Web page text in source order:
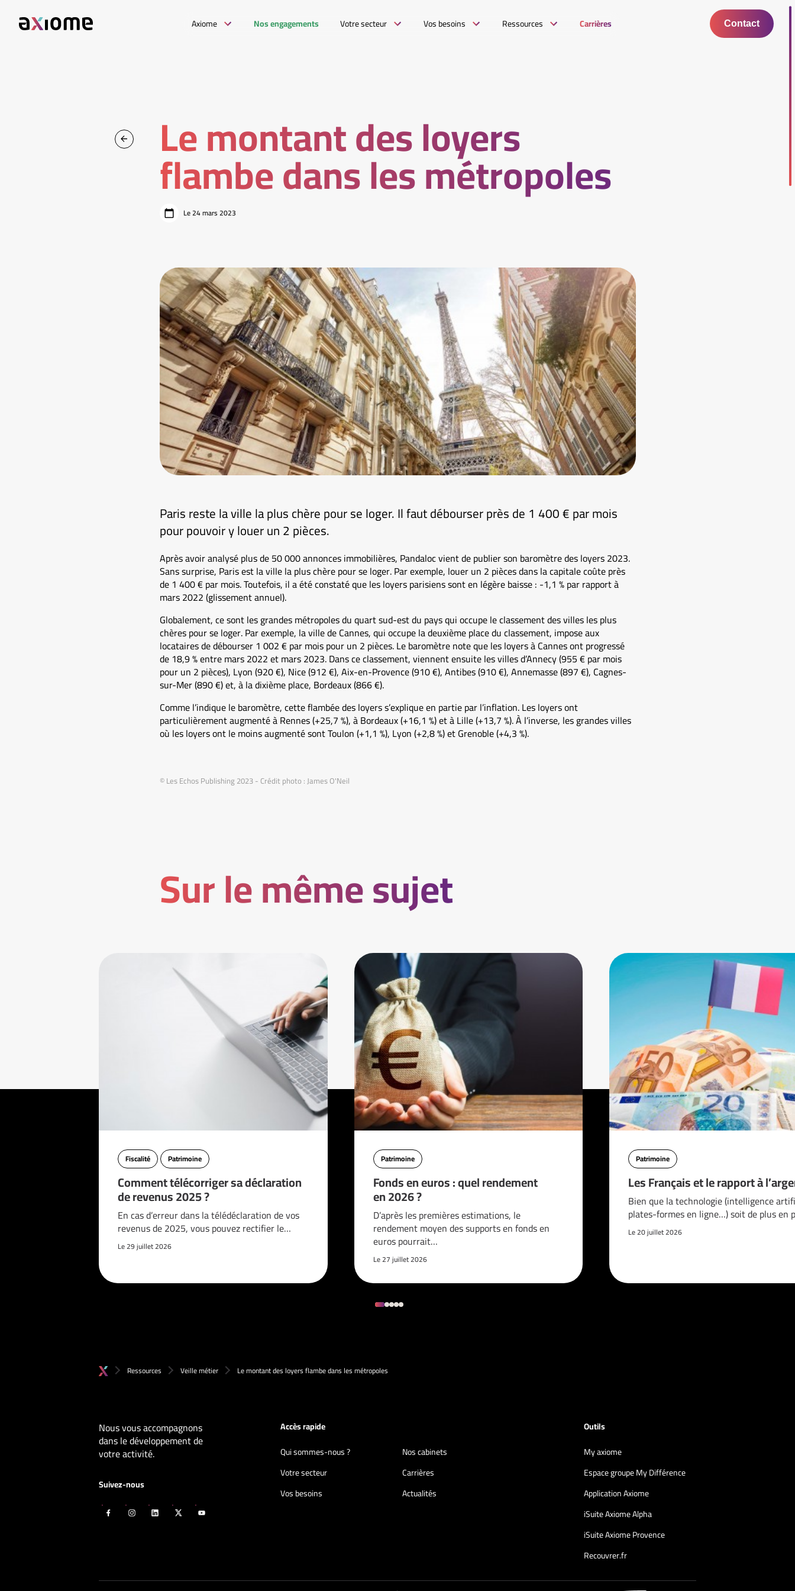
Axiome Nos engagements Votre secteur Vos besoins Ressources Carrières Contact
Le montant des loyers
flambe dans les métropoles
Le 24 mars 2023
Paris reste la ville la plus chère pour se loger. Il faut débourser près de 1 400 € par mois
pour pouvoir y louer un 2 pièces.
Après avoir analysé plus de 50 000 annonces immobilières, Pandaloc vient de publier son baromètre des loyers 2023.
Sans surprise, Paris est la ville la plus chère pour se loger. Par exemple, louer un 2 pièces dans la capitale coûte près
de 1 400 € par mois. Toutefois, il a été constaté que les loyers parisiens sont en légère baisse : -1,1 % par rapport à
mars 2022 (glissement annuel).
Globalement, ce sont les grandes métropoles du quart sud-est du pays qui occupe le classement des villes les plus
chères pour se loger. Par exemple, la ville de Cannes, qui occupe la deuxième place du classement, impose aux
locataires de débourser 1 002 € par mois pour un 2 pièces. Le baromètre note que les loyers à Cannes ont progressé
de 18,9 % entre mars 2022 et mars 2023. Dans ce classement, viennent ensuite les villes d’Annecy (955 € par mois
pour un 2 pièces), Lyon (920 €), Nice (912 €), Aix-en-Provence (910 €), Antibes (910 €), Annemasse (897 €), Cagnes-
sur-Mer (890 €) et, à la dixième place, Bordeaux (866 €).
Comme l’indique le baromètre, cette flambée des loyers s’explique en partie par l’inflation. Les loyers ont
particulièrement augmenté à Rennes (+25,7 %), à Bordeaux (+16,1 %) et à Lille (+13,7 %). À l’inverse, les grandes villes
où les loyers ont le moins augmenté sont Toulon (+1,1 %), Lyon (+2,8 %) et Grenoble (+4,3 %).
© Les Echos Publishing 2023 - Crédit photo : James O'Neil
Sur le même sujet
Fiscalité Patrimoine
Comment télécorriger sa déclaration
de revenus 2025 ?
En cas d’erreur dans la télédéclaration de vos
revenus de 2025, vous pouvez rectifier le…
Le 29 juillet 2026
Patrimoine
Fonds en euros : quel rendement
en 2026 ?
D’après les premières estimations, le
rendement moyen des supports en fonds en
euros pourrait…
Le 27 juillet 2026
Patrimoine
Les Français et le rapport à
Bien que la technologie (intelligence
plates-formes en ligne…) soit de plus en
Le 20 juillet 2026
Ressources Veille métier Le montant des loyers flambe dans les métropoles
Nous vous accompagnons
dans le développement de
votre activité.
Suivez-nous
Accès rapide
Qui sommes-nous ?
Nos cabinets
Votre secteur
Carrières
Vos besoins
Actualités
Outils
My axiome
Espace groupe My Différence
Application Axiome
iSuite Axiome Alpha
iSuite Axiome Provence
Recouvrer.fr